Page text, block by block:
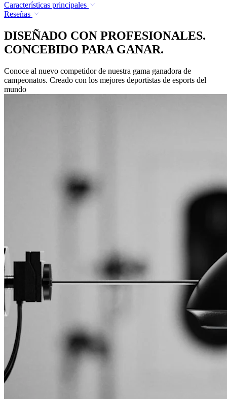
Características principales
Reseñas
DISEÑADO CON PROFESIONALES.
CONCEBIDO PARA GANAR.
Conoce al nuevo competidor de nuestra gama ganadora de
campeonatos. Creado con los mejores deportistas de esports del
mundo